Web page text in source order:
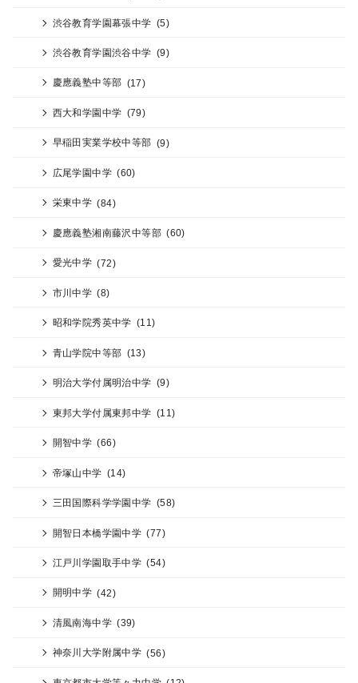
渋谷教育学園幕張中学 (5)
渋谷教育学園渋谷中学 (9)
慶應義塾中等部 (17)
西大和学園中学 (79)
早稲田実業学校中等部 (9)
広尾学園中学 (60)
栄東中学 (84)
慶應義塾湘南藤沢中等部 (60)
愛光中学 (72)
市川中学 (8)
昭和学院秀英中学 (11)
青山学院中等部 (13)
明治大学付属明治中学 (9)
東邦大学付属東邦中学 (11)
開智中学 (66)
帝塚山中学 (14)
三田国際科学学園中学 (58)
開智日本橋学園中学 (77)
江戸川学園取手中学 (54)
開明中学 (42)
清風南海中学 (39)
神奈川大学附属中学 (56)